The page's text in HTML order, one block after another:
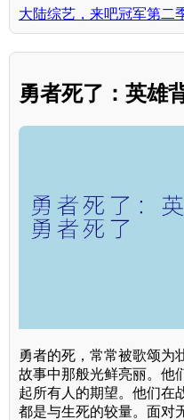
大陆综艺，来吧冠军第二
勇者死了：英雄
勇者的死，常常被歌颂为
故事中那般光鲜亮丽。他
起所有人的期望。他们在
都是与生死的较量。面对